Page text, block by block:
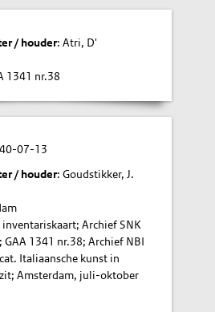
/ houder: Atri, D'
1341 nr.38
07-13
/ houder: Goudstikker, J.
inventariskaart; Archief SNK
1341 nr.38; Archief NBI
Italiaansche kunst in
Amsterdam, juli-oktober